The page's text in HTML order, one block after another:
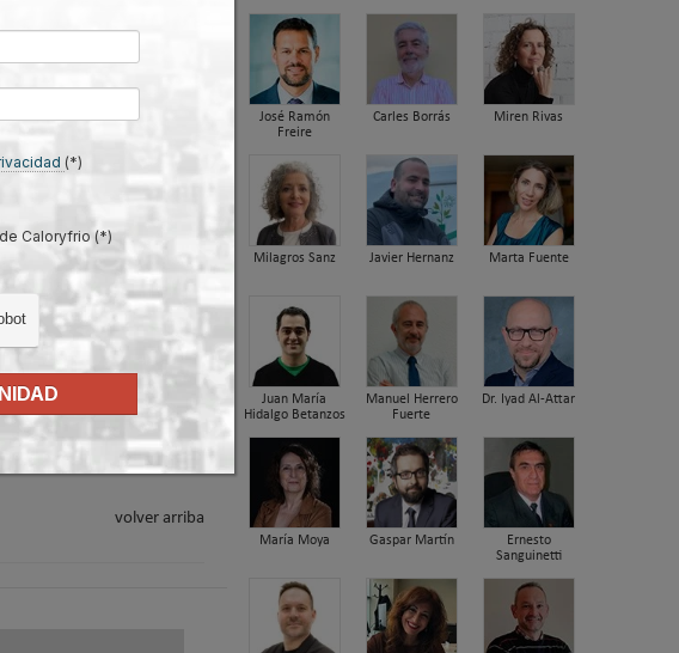
30 Noviembre 2020 19:09
volver arriba
José Ramón
Freire
Carles Borrás Miren Rivas
Milagros Sanz Javier Hernanz Marta Fuente
Juan María
Hidalgo Betanzos
Manuel Herrero
Fuerte
Dr. Iyad Al-Attar
María Moya Gaspar Martín
Ernesto
Sanguinetti
(*)
Caloryfrio (*)